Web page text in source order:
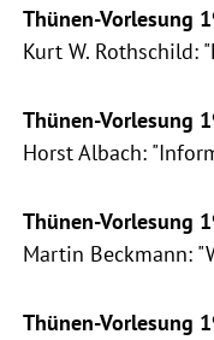
Thünen-Vorlesung
Kurt W. Rothschild:
Thünen-Vorlesung
Horst Albach:
Thünen-Vorlesung
Martin Beckmann:
Thünen-Vorlesung